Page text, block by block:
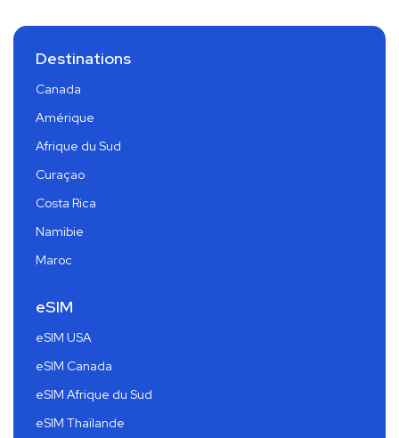
Destinations
Canada
Amérique
Afrique du Sud
Curaçao
Costa Rica
Namibie
Maroc
eSIM
eSIM USA
eSIM Canada
eSIM Afrique du Sud
eSIM Thaïlande